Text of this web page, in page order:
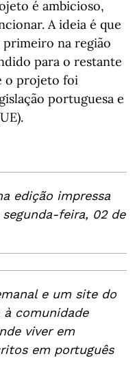
é ambicioso,
A ideia é que
na região
para o restante
o projeto foi
portuguesa e
edição impressa
feira, 02 de
e um site do
comunidade
viver em
em português